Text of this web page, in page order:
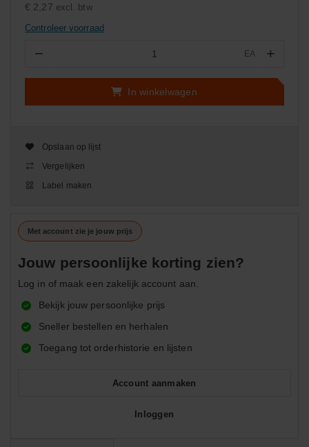
€ 2,27 excl. btw
Controleer voorraad
− EA +
In winkelwagen
Opslaan op lijst
Vergelijken
Label maken
Met account zie je jouw prijs
Jouw persoonlijke korting zien?
Log in of maak een zakelijk account aan.
Bekijk jouw persoonlijke prijs
Sneller bestellen en herhalen
Toegang tot orderhistorie en lijsten
Account aanmaken
Inloggen